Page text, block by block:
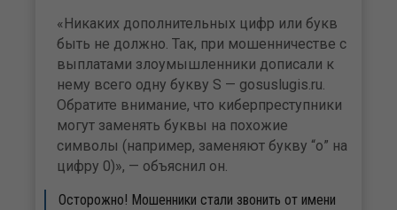
«Никаких дополнительных цифр или букв
быть не должно. Так, при мошенничестве с
выплатами злоумышленники дописали к
нему всего одну букву S — gosuslugis.ru.
Обратите внимание, что киберпреступники
могут заменять буквы на похожие
символы (например, заменяют букву “о” на
цифру 0)», — объяснил он.
Осторожно! Мошенники стали звонить от имени